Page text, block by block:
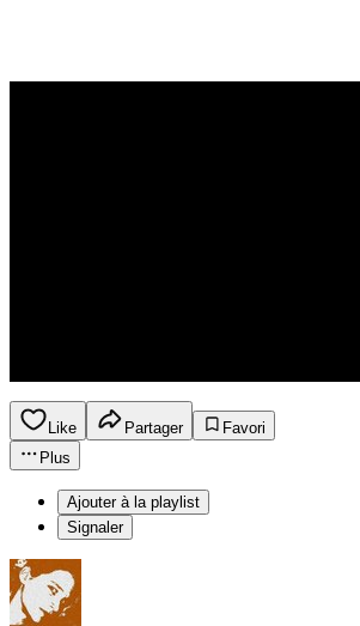
Like Partager
Favori
Plus
Ajouter à la playlist
Signaler